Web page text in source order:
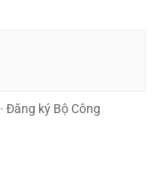
· Đăng ký Bộ Công